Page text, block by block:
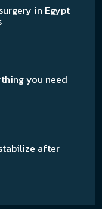
in Egypt
you need
after